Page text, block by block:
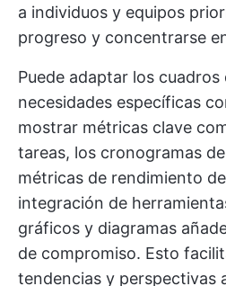
a individuos y equipos
progreso y concentrarse
Puede adaptar los cuadros
necesidades específicas
mostrar métricas clave
tareas, los cronogramas
métricas de rendimiento
integración de
gráficos y diagramas
de compromiso. Esto
tendencias y perspectivas